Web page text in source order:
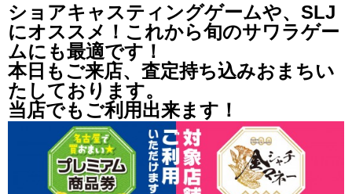
ショアキャスティングゲームや、SLJ
にオススメ！これから旬のサワラゲー
ムにも最適です！
本日もご来店、査定持ち込みおまちい
たしております。
当店でもご利用出来ます！